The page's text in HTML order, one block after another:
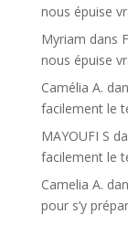
nous épuise
Myriam dans
nous épuise
Camélia A.
facilement le
MAYOUFI S
facilement le
Camelia A.
pour s’y